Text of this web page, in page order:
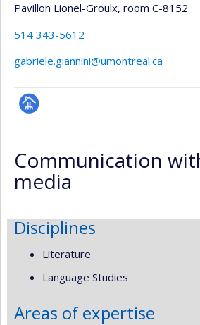
Pavillon Lionel-Groulx, room C-8152
514 343-5612
gabriele.giannini@umontreal.ca
Page
(faculté,département,école)
Communication
media
Disciplines
Literature
Language Studies
Areas of expertise